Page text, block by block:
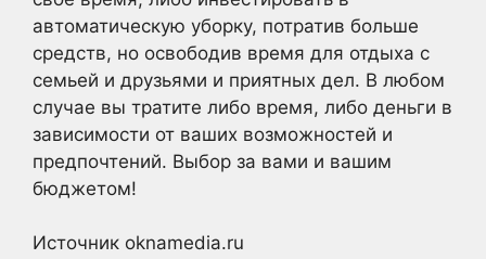
автоматическую уборку, потратив больше
средств, но освободив время для отдыха с
семьей и друзьями и приятных дел. В любом
случае вы тратите либо время, либо деньги в
зависимости от ваших возможностей и
предпочтений. Выбор за вами и вашим
бюджетом!
Источник oknamedia.ru